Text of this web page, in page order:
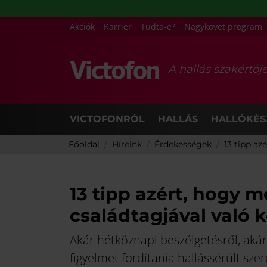
Akciók Karrier Tudta-e? Nagykövet program
A hallás
VICTOFONRÓL HALLÁS
Főoldal Híreink Érdekességek 13 tipp
13 tipp azért, hogy
családtagjával való
Akár hétköznapi beszélgetésről,
figyelmet fordítania hallássérült